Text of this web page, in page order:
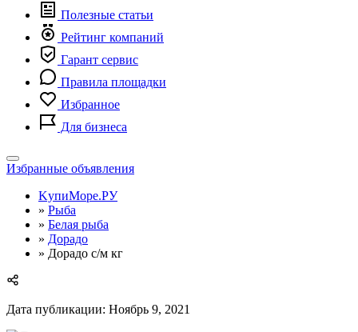
Полезные статьи
Рейтинг компаний
Гарант сервис
Правила площадки
Избранное
Для бизнеса
Toggle
navigation
Избранные объявления
KупиМоре.РУ
» Рыба
» Белая рыба
» Дорадо
» Дорадо с/м кг
Дата публикации: Ноябрь 9, 2021